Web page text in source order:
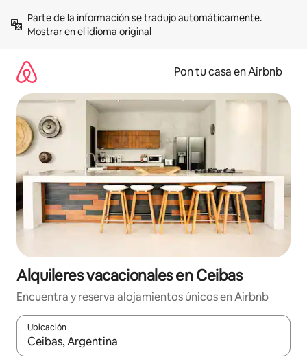
contenidoMostrar en el idioma original
Pon tu casa en Airbnb
Alquileres vacacionales en Ceibas
Encuentra y reserva alojamientos únicos en Airbnb
Ubicación
Cuando los resultados estén disponibles, navega con las